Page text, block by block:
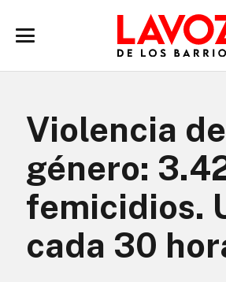
Violencia de
género:
femicidios.
cada 30